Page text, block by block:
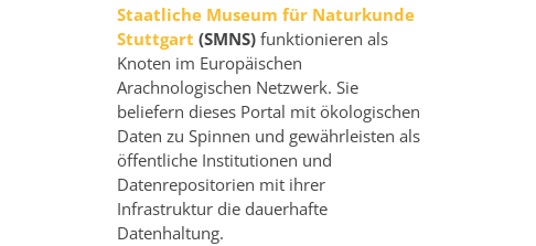
Staatliche Museum für Naturkunde
Stuttgart (SMNS) funktionieren als
Knoten im Europäischen
Arachnologischen Netzwerk. Sie
beliefern dieses Portal mit ökologischen
Daten zu Spinnen und gewährleisten als
öffentliche Institutionen und
Datenrepositorien mit ihrer
Infrastruktur die dauerhafte
Datenhaltung.